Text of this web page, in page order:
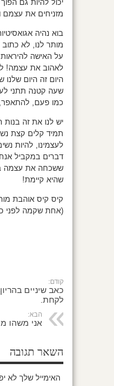
יכול להיות גם
מזניחים את עצמם
בוא נהיה
מותר לנו, לא
על האישה
לאהוב את עצמה!
היום זה היום
שעה קטנה תתני
כמו פעם,
יש לנו את זה
תמיד קלים קצת
דברים במקביל
ששכחה את עצמה
שהיא קיימת!
קיס קיס אוהבת
(אחת שקמה לפני
קודם:
כאב שיניים
לקחת.
הבא:
אני משהו
השאר תגובה
האימייל שלך לא